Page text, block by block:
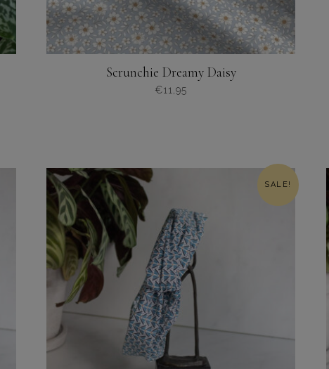
Scrunchie Dreamy Daisy
€11,95
SALE!